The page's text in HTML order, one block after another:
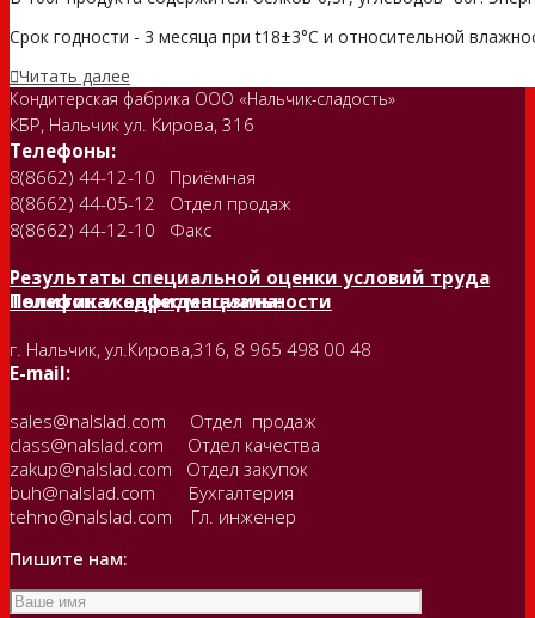
Срок годности - 3 месяца при t18±3°С и относительной
Читать далее
Кондитерская фабрика ООО «Нальчик-сладость»
КБР, Нальчик ул. Кирова, 316
Телефоны:
8(8662) 44-12-10 Приёмная
8(8662) 44-05-12 Отдел продаж
8(8662) 44-12-10 Факс
Результаты специальной оценки условий труда
Политика конфиденциальности
Телефон и адрес магазина:
г. Нальчик, ул.Кирова,316, 8 965 498 00 48
E-mail:
sales@nalslad.com Отдел продаж
class@nalslad.com Отдел качества
zakup@nalslad.com Отдел закупок
buh@nalslad.com Бухгалтерия
tehno@nalslad.com Гл. инженер
Пишите нам: